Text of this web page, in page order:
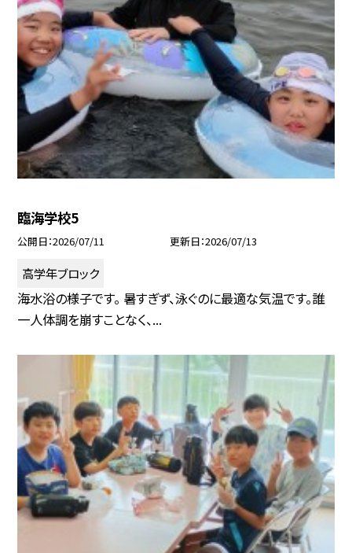
臨海学校5
公開日 2026/07/11 更新日 2026/07/13
高学年ブロック
海水浴の様子です。 暑すぎず、泳ぐのに最適な気温です。誰
一人体調を崩すことなく、...